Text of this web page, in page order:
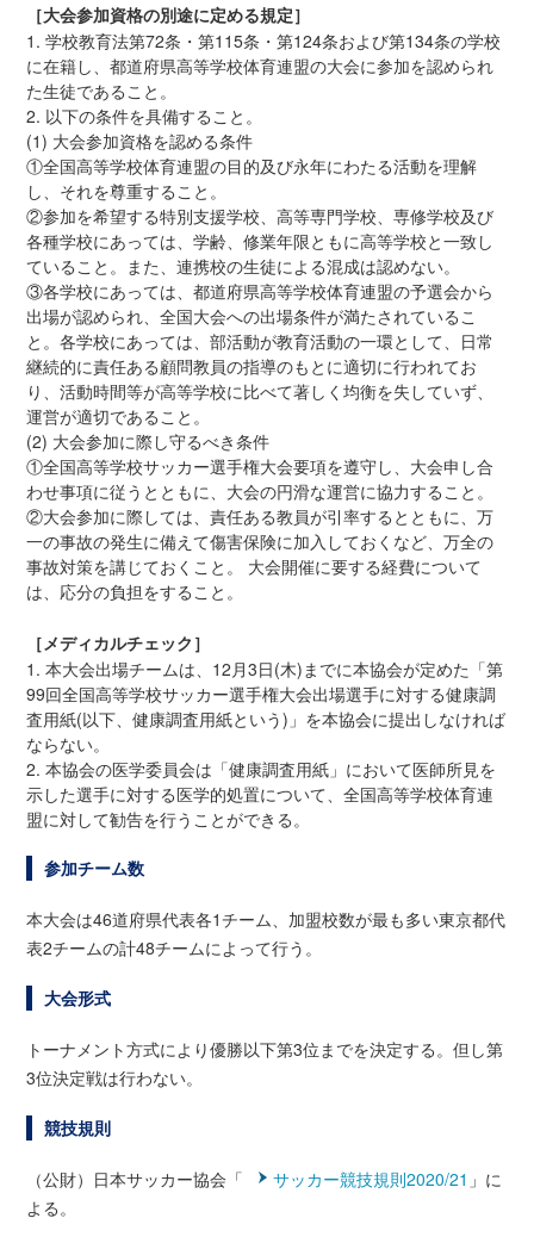
［大会参加資格の別途に定める規定］
1. 学校教育法第72条・第115条・第124条および第134条の学校
に在籍し、都道府県高等学校体育連盟の大会に参加を認められ
た生徒であること。
2. 以下の条件を具備すること。
(1) 大会参加資格を認める条件
①全国高等学校体育連盟の目的及び永年にわたる活動を理解
し、それを尊重すること。
②参加を希望する特別支援学校、高等専門学校、専修学校及び
各種学校にあっては、学齢、修業年限ともに高等学校と一致し
ていること。また、連携校の生徒による混成は認めない。
③各学校にあっては、都道府県高等学校体育連盟の予選会から
出場が認められ、全国大会への出場条件が満たされているこ
と。各学校にあっては、部活動が教育活動の一環として、日常
継続的に責任ある顧問教員の指導のもとに適切に行われてお
り、活動時間等が高等学校に比べて著しく均衡を失していず、
運営が適切であること。
(2) 大会参加に際し守るべき条件
①全国高等学校サッカー選手権大会要項を遵守し、大会申し合
わせ事項に従うとともに、大会の円滑な運営に協力すること。
②大会参加に際しては、責任ある教員が引率するとともに、万
一の事故の発生に備えて傷害保険に加入しておくなど、万全の
事故対策を講じておくこと。 大会開催に要する経費について
は、応分の負担をすること。
［メディカルチェック］
1. 本大会出場チームは、12月3日(木)までに本協会が定めた「第
99回全国高等学校サッカー選手権大会出場選手に対する健康調
査用紙(以下、健康調査用紙という)」を本協会に提出しなければ
ならない。
2. 本協会の医学委員会は「健康調査用紙」において医師所見を
示した選手に対する医学的処置について、全国高等学校体育連
盟に対して勧告を行うことができる。
参加チーム数
本大会は46道府県代表各1チーム、加盟校数が最も多い東京都代
表2チームの計48チームによって行う。
大会形式
トーナメント方式により優勝以下第3位までを決定する。但し第
3位決定戦は行わない。
競技規則
（公財）日本サッカー協会「 サッカー競技規則2020/21 」に
よる。